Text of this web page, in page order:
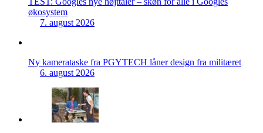
økosystem
7. august 2026
Ny kamerataske fra PGYTECH låner design fra militæret
6. august 2026